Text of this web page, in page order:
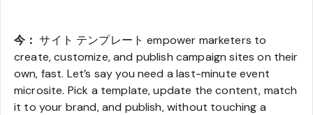
今： サイト テンプレート empower marketers to
create, customize, and publish campaign sites on their
own, fast. Let’s say you need a last-minute event
microsite. Pick a template, update the content, match
it to your brand, and publish, without touching a